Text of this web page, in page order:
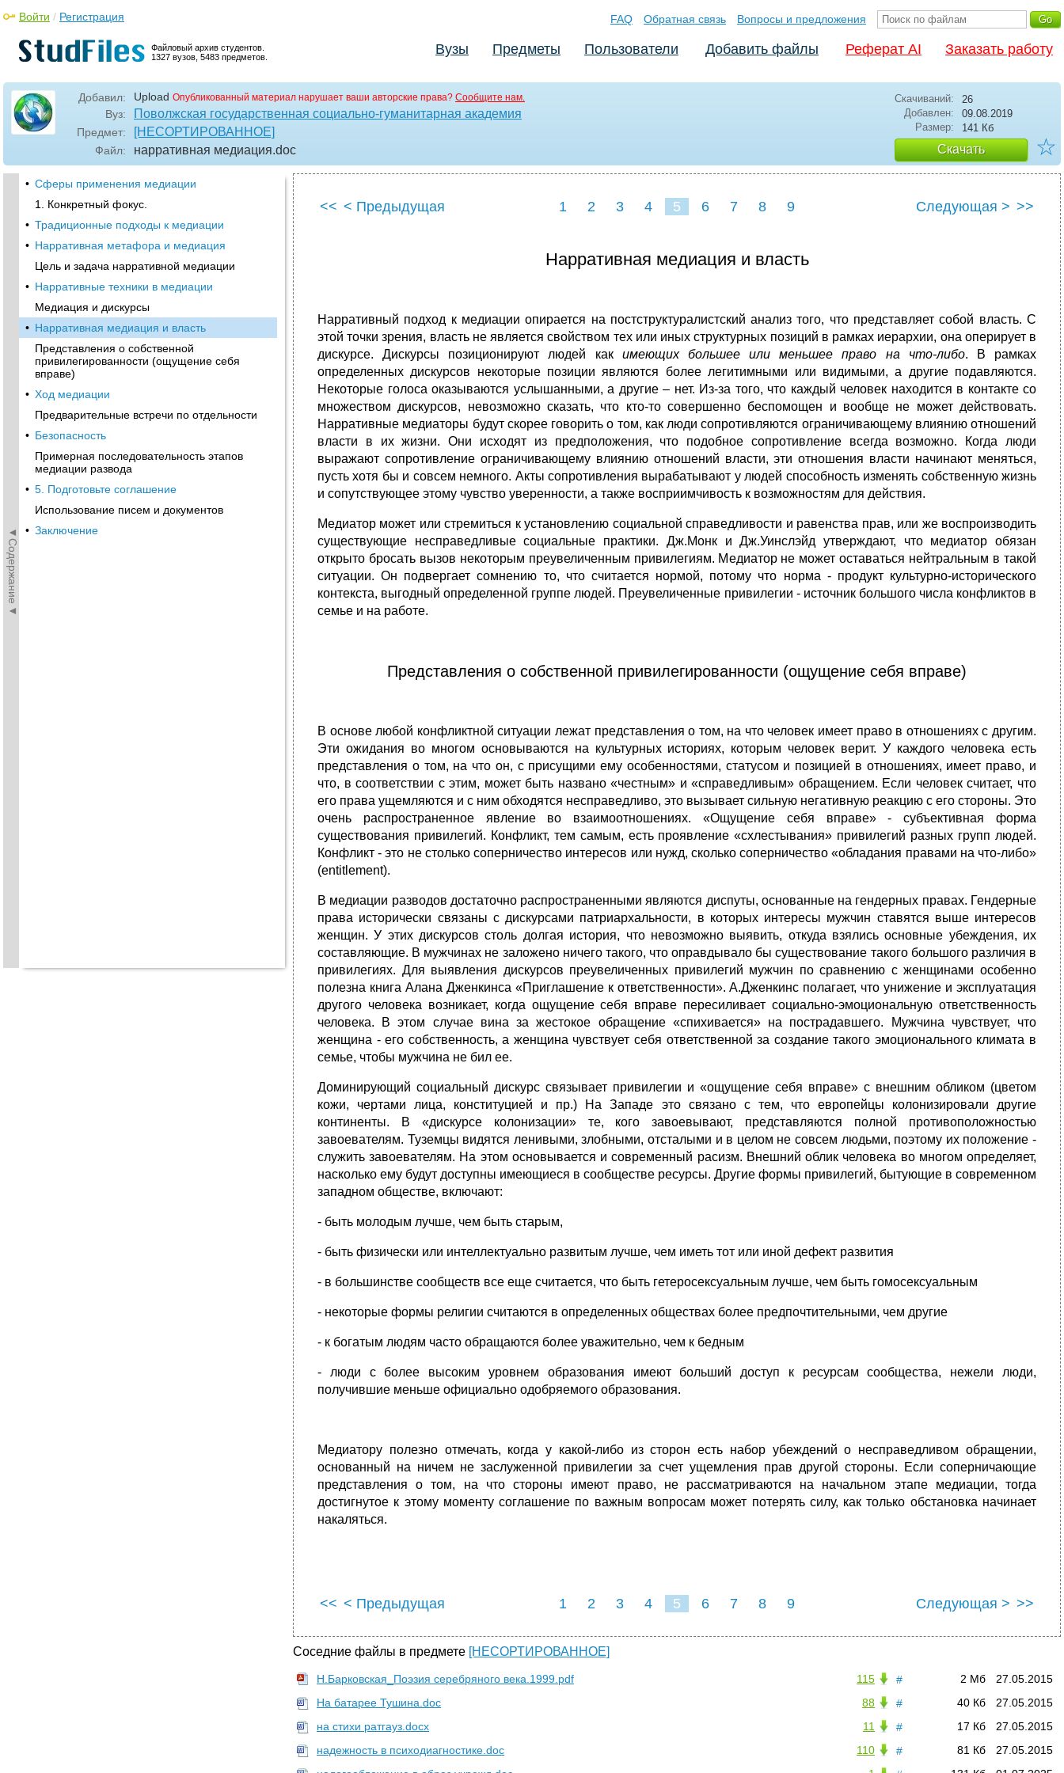
Файловый архив студентов.
1327 вузов, 5483 предметов.
Войти / Регистрация FAQ Обратная связь Вопросы и предложения
Вузы Предметы Пользователи Добавить файлы Реферат AI Заказать работу
Добавил: Upload Опубликованный материал нарушает ваши авторские права? Сообщите нам.
Вуз: Поволжская государственная социально-гуманитарная академия
Предмет: [НЕСОРТИРОВАННОЕ]
Файл: нарративная медиация.doc
Скачиваний:
26
Добавлен:
09.08.2019
Размер:
141 Кб
Скачать ☆
◄Содержание◄
• Сферы применения медиации
1. Конкретный фокус.
• Традиционные подходы к медиации
• Нарративная метафора и медиация
Цель и задача нарративной медиации
• Нарративные техники в медиации
Медиация и дискурсы
• Нарративная медиация и власть
Представления о собственной
привилегированности (ощущение себя
вправе)
• Ход медиации
Предварительные встречи по отдельности
• Безопасность
Примерная последовательность этапов
медиации развода
• 5. Подготовьте соглашение
Использование писем и документов
• Заключение
<< < Предыдущая 1 2 3 4 5 6 7 8 9 Следующая > >>
Нарративная медиация и власть
Нарративный подход к медиации опирается на постструктуралистский анализ того, что представляет собой власть. С
этой точки зрения, власть не является свойством тех или иных структурных позиций в рамках иерархии, она оперирует в
дискурсе. Дискурсы позиционируют людей как имеющих большее или меньшее право на что-либо. В рамках
определенных дискурсов некоторые позиции являются более легитимными или видимыми, а другие подавляются.
Некоторые голоса оказываются услышанными, а другие – нет. Из-за того, что каждый человек находится в контакте со
множеством дискурсов, невозможно сказать, что кто-то совершенно беспомощен и вообще не может действовать.
Нарративные медиаторы будут скорее говорить о том, как люди сопротивляются ограничивающему влиянию отношений
власти в их жизни. Они исходят из предположения, что подобное сопротивление всегда возможно. Когда люди
выражают сопротивление ограничивающему влиянию отношений власти, эти отношения власти начинают меняться,
пусть хотя бы и совсем немного. Акты сопротивления вырабатывают у людей способность изменять собственную жизнь
и сопутствующее этому чувство уверенности, а также восприимчивость к возможностям для действия.
Медиатор может или стремиться к установлению социальной справедливости и равенства прав, или же воспроизводить
существующие несправедливые социальные практики. Дж.Монк и Дж.Уинслэйд утверждают, что медиатор обязан
открыто бросать вызов некоторым преувеличенным привилегиям. Медиатор не может оставаться нейтральным в такой
ситуации. Он подвергает сомнению то, что считается нормой, потому что норма - продукт культурно-исторического
контекста, выгодный определенной группе людей. Преувеличенные привилегии - источник большого числа конфликтов в
семье и на работе.
Представления о собственной привилегированности (ощущение себя вправе)
В основе любой конфликтной ситуации лежат представления о том, на что человек имеет право в отношениях с другим.
Эти ожидания во многом основываются на культурных историях, которым человек верит. У каждого человека есть
представления о том, на что он, с присущими ему особенностями, статусом и позицией в отношениях, имеет право, и
что, в соответствии с этим, может быть названо «честным» и «справедливым» обращением. Если человек считает, что
его права ущемляются и с ним обходятся несправедливо, это вызывает сильную негативную реакцию с его стороны. Это
очень распространенное явление во взаимоотношениях. «Ощущение себя вправе» - субъективная форма
существования привилегий. Конфликт, тем самым, есть проявление «схлестывания» привилегий разных групп людей.
Конфликт - это не столько соперничество интересов или нужд, сколько соперничество «обладания правами на что-либо»
(entitlement).
В медиации разводов достаточно распространенными являются диспуты, основанные на гендерных правах. Гендерные
права исторически связаны с дискурсами патриархальности, в которых интересы мужчин ставятся выше интересов
женщин. У этих дискурсов столь долгая история, что невозможно выявить, откуда взялись основные убеждения, их
составляющие. В мужчинах не заложено ничего такого, что оправдывало бы существование такого большого различия в
привилегиях. Для выявления дискурсов преувеличенных привилегий мужчин по сравнению с женщинами особенно
полезна книга Алана Дженкинса «Приглашение к ответственности». А.Дженкинс полагает, что унижение и эксплуатация
другого человека возникает, когда ощущение себя вправе пересиливает социально-эмоциональную ответственность
человека. В этом случае вина за жестокое обращение «спихивается» на пострадавшего. Мужчина чувствует, что
женщина - его собственность, а женщина чувствует себя ответственной за создание такого эмоционального климата в
семье, чтобы мужчина не бил ее.
Доминирующий социальный дискурс связывает привилегии и «ощущение себя вправе» с внешним обликом (цветом
кожи, чертами лица, конституцией и пр.) На Западе это связано с тем, что европейцы колонизировали другие
континенты. В «дискурсе колонизации» те, кого завоевывают, представляются полной противоположностью
завоевателям. Туземцы видятся ленивыми, злобными, отсталыми и в целом не совсем людьми, поэтому их положение -
служить завоевателям. На этом основывается и современный расизм. Внешний облик человека во многом определяет,
насколько ему будут доступны имеющиеся в сообществе ресурсы. Другие формы привилегий, бытующие в современном
западном обществе, включают:
- быть молодым лучше, чем быть старым,
- быть физически или интеллектуально развитым лучше, чем иметь тот или иной дефект развития
- в большинстве сообществ все еще считается, что быть гетеросексуальным лучше, чем быть гомосексуальным
- некоторые формы религии считаются в определенных обществах более предпочтительными, чем другие
- к богатым людям часто обращаются более уважительно, чем к бедным
- люди с более высоким уровнем образования имеют больший доступ к ресурсам сообщества, нежели люди,
получившие меньше официально одобряемого образования.
Медиатору полезно отмечать, когда у какой-либо из сторон есть набор убеждений о несправедливом обращении,
основанный на ничем не заслуженной привилегии за счет ущемления прав другой стороны. Если соперничающие
представления о том, на что стороны имеют право, не рассматриваются на начальном этапе медиации, тогда
достигнутое к этому моменту соглашение по важным вопросам может потерять силу, как только обстановка начинает
накаляться.
<< < Предыдущая 1 2 3 4 5 6 7 8 9 Следующая > >>
Соседние файлы в предмете [НЕСОРТИРОВАННОЕ]
# 27.05.2015
2 Мб
115
Н.Барковская_Поэзия серебряного века.1999.pdf
#
27.05.2015
40 Кб
88
На батарее Тушина.doc
#
27.05.2015
17 Кб
11
на стихи ратгауз.docx
#
27.05.2015
81 Кб
110
надежность в психодиагностике.doc